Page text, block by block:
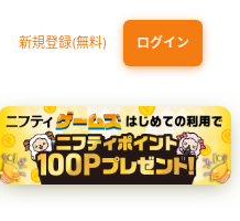
新規登録(無料) ログイン
銀行Oliveお子さま用口座